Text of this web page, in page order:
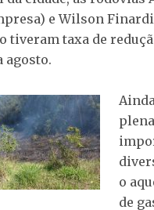
e Wilson Finardi
tiveram taxa de
agosto.
o
de